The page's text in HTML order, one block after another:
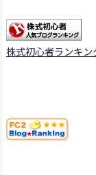
株式初心者ランキン